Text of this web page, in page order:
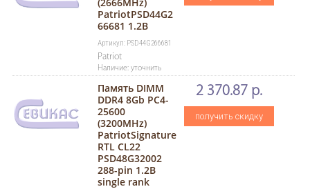
PatriotPSD44G2
66681 1.2B
Артикул: PSD44G266681
Patriot
Наличие: уточнить
Память DIMM
DDR4 8Gb PC4-
25600
(3200MHz)
PatriotSignature
RTL CL22
PSD48G32002
288-pin 1.2В
single rank
2 370.87 р.
получить скидку